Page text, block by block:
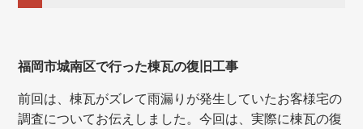
福岡市城南区で行った棟瓦の復旧工事
前回は、棟瓦がズレて雨漏りが発生していたお客様宅の
調査についてお伝えしました。今回は、実際に棟瓦の復